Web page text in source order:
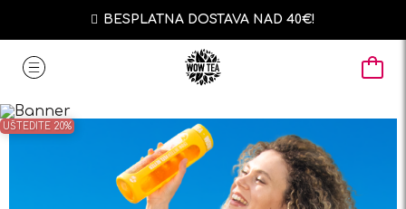
BESPLATNA DOSTAVA NAD 40€!
UŠTEDITE 20%